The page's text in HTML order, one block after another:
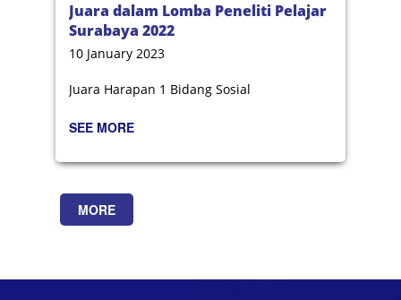
Juara dalam Lomba Peneliti Pelajar
Surabaya 2022
10 January 2023
Juara Harapan 1 Bidang Sosial
SEE MORE
MORE